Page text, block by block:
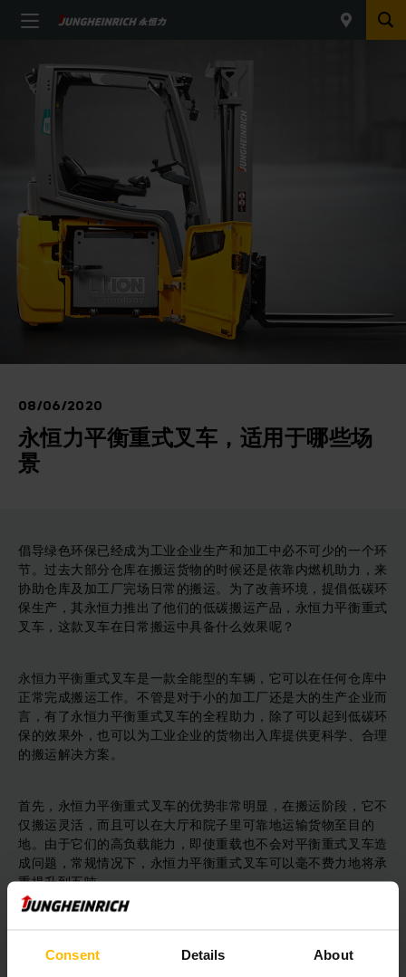
Consent Details About
08/06/2020
永恒力平衡重式叉车，适用于哪些场
景
倡导绿色环保已经成为工业企业生产和加工中必不可少的一个环
节。过去大部分仓库在搬运货物的时候还是依靠内燃机助力，来
协助仓库及加工厂完场日常的搬运。为了改善环境，提倡低碳环
保生产，其永恒力推出了他们的低碳搬运产品，永恒力平衡重式
叉车，这款叉车在日常搬运中具备什么效果呢？
永恒力平衡重式叉车是一款全能型的车辆，它可以在任何仓库中
正常完成搬运工作。不管是对于小的加工厂还是大的生产企业而
言，有了永恒力平衡重式叉车的全程助力，除了可以起到低碳环
保的效果外，也可以为工业企业的货物出入库提供更科学、合理
的搬运解决方案。
首先，永恒力平衡重式叉车的优势非常明显，在搬运阶段，它不
仅搬运灵活，而且可以在大厅和院子里可靠地运输货物至目的
地。由于它们的高负载能力，即使重载也不会对平衡重式叉车造
成问题，常规情况下，永恒力平衡重式叉车可以毫不费力地将承
重提升到五吨。
道仓库中，充分发挥叉车的性能。当很多平衡式叉车还在使用内